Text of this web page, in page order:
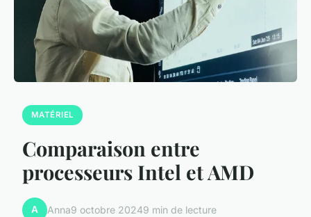
MATÉRIEL
Comparaison entre
processeurs Intel et AMD
A Anna9 octobre 20249 min de lecture